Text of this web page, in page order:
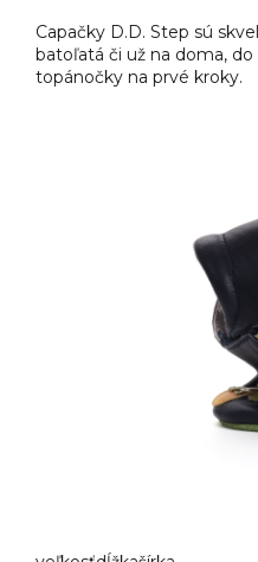
Capačky D.D. Step sú
batoľatá či už na doma,
topánočky na prvé kroky.